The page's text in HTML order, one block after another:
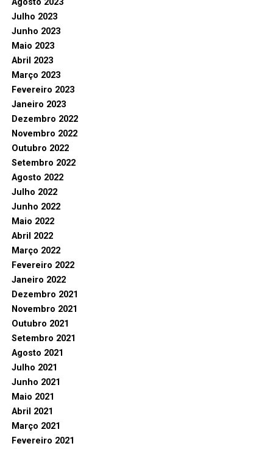
Agosto 2023
Julho 2023
Junho 2023
Maio 2023
Abril 2023
Março 2023
Fevereiro 2023
Janeiro 2023
Dezembro 2022
Novembro 2022
Outubro 2022
Setembro 2022
Agosto 2022
Julho 2022
Junho 2022
Maio 2022
Abril 2022
Março 2022
Fevereiro 2022
Janeiro 2022
Dezembro 2021
Novembro 2021
Outubro 2021
Setembro 2021
Agosto 2021
Julho 2021
Junho 2021
Maio 2021
Abril 2021
Março 2021
Fevereiro 2021